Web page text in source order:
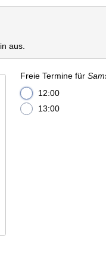
aus.
Freie Termine für
12:00
13:00